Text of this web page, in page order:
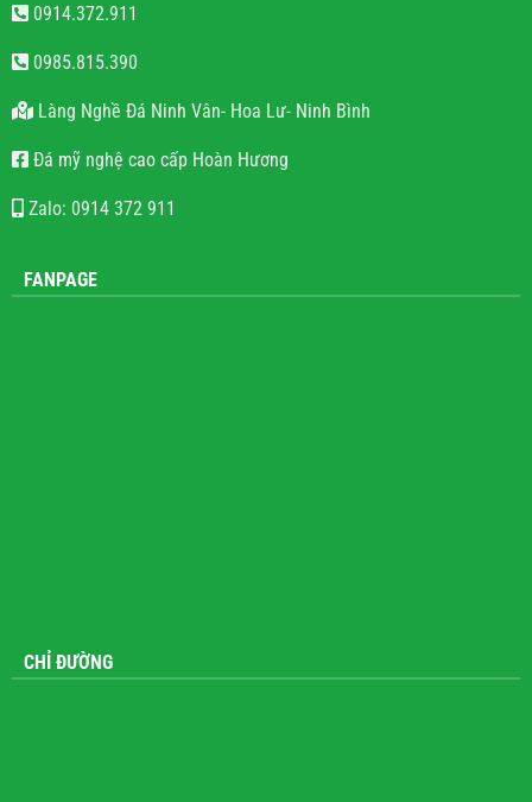
0914.372.911
0985.815.390
Làng Nghề Đá Ninh Vân- Hoa Lư- Ninh Bình
Đá mỹ nghệ cao cấp Hoàn Hương
Zalo: 0914 372 911
FANPAGE
CHỈ ĐƯỜNG